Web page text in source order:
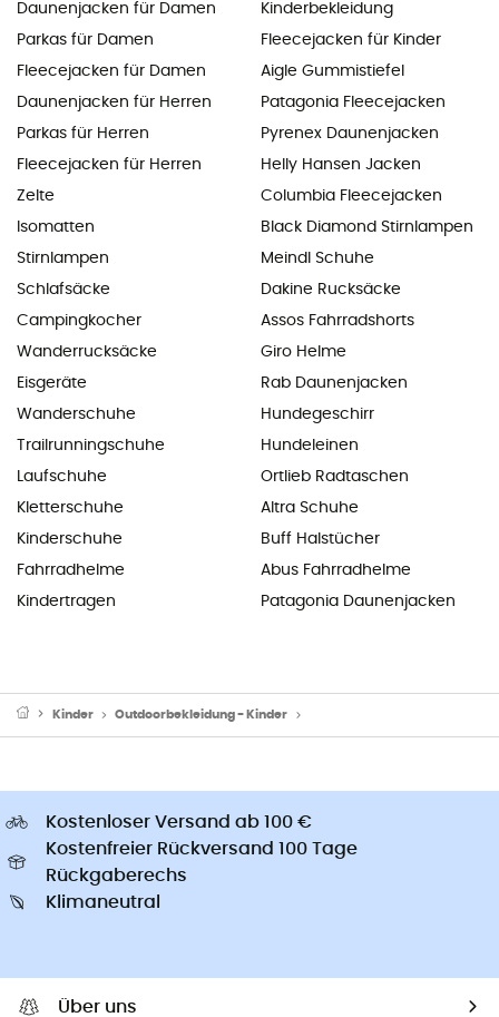
Daunenjacken für Damen
Parkas für Damen
Fleecejacken für Damen
Daunenjacken für Herren
Parkas für Herren
Fleecejacken für Herren
Zelte
Isomatten
Stirnlampen
Schlafsäcke
Campingkocher
Wanderrucksäcke
Eisgeräte
Wanderschuhe
Trailrunningschuhe
Laufschuhe
Kletterschuhe
Kinderschuhe
Fahrradhelme
Kindertragen
Kinderbekleidung
Fleecejacken für Kinder
Aigle Gummistiefel
Patagonia Fleecejacken
Pyrenex Daunenjacken
Helly Hansen Jacken
Columbia Fleecejacken
Black Diamond Stirnlampen
Meindl Schuhe
Dakine Rucksäcke
Assos Fahrradshorts
Giro Helme
Rab Daunenjacken
Hundegeschirr
Hundeleinen
Ortlieb Radtaschen
Altra Schuhe
Buff Halstücher
Abus Fahrradhelme
Patagonia Daunenjacken
Kinder Outdoorbekleidung - Kinder
Kostenloser Versand ab 100 €
Kostenfreier Rückversand 100 Tage
Rückgaberechs
Klimaneutral
Über uns